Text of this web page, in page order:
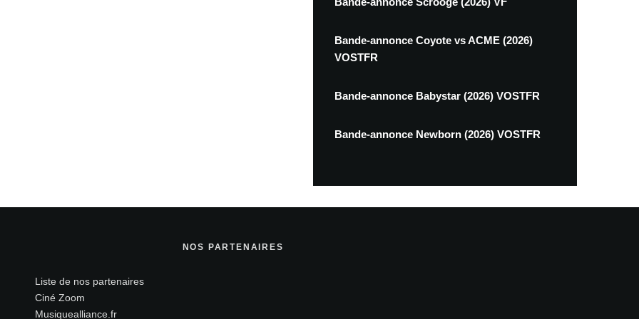
Bande-annonce Coyote vs ACME (2026)
VOSTFR
Bande-annonce Babystar (2026) VOSTFR
Bande-annonce Newborn (2026) VOSTFR
NOS PARTENAIRES
Liste de nos partenaires
Ciné Zoom
Musiquealliance.fr